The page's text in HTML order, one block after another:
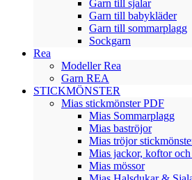
Garn till sjalar
Garn till babykläder
Garn till sommarplagg
Sockgarn
Rea
Modeller Rea
Garn REA
STICKMÖNSTER
Mias stickmönster PDF
Mias Sommarplagg
Mias baströjor
Mias tröjor
Mias jackor, koftor och
Mias mössor